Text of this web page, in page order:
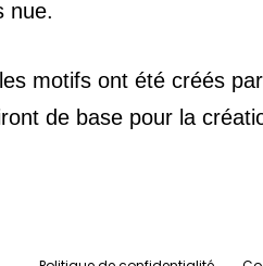
nue.
motifs ont été créés
de base pour la